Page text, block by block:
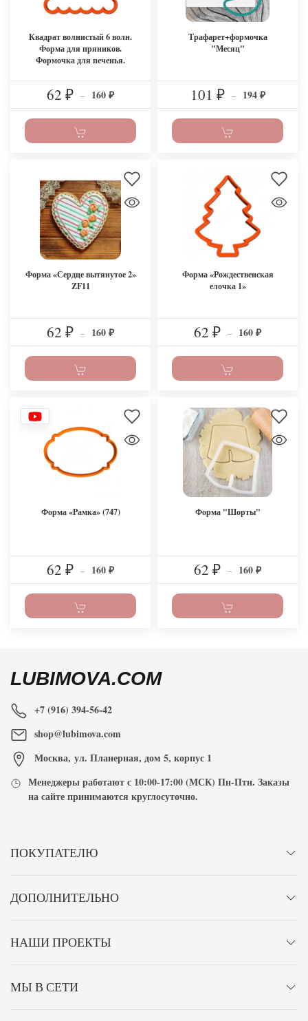
Квадрат волнистый 6 волн.
Форма для пряников.
Формочка для печенья.
62 ₽ – 160 ₽
Трафарет+формочка
"Месяц"
101 ₽ – 194 ₽
Форма «Сердце вытянутое 2»
ZF11
62 ₽ – 160 ₽
Форма «Рождественская
елочка 1»
62 ₽ – 160 ₽
Форма «Рамка» (747)
62 ₽ – 160 ₽
Форма "Шорты"
62 ₽ – 160 ₽
LUBIMOVA.COM
+7 (916) 394-56-42
shop@lubimova.com
Москва, ул. Планерная, дом 5, корпус 1
Менеджеры работают с 10:00-17:00(МСК) Пн-Птн. Заказы
на сайте принимаются круглосуточно.
ПОКУПАТЕЛЮ
ДОПОЛНИТЕЛЬНО
НАШИ ПРОЕКТЫ
МЫ В СЕТИ